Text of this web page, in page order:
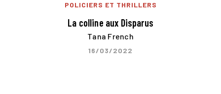
POLICIERS ET THRILLERS
La colline aux Disparus
Tana French
16/03/2022